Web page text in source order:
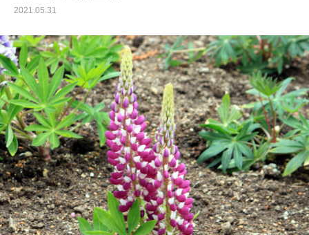
2021.05.31